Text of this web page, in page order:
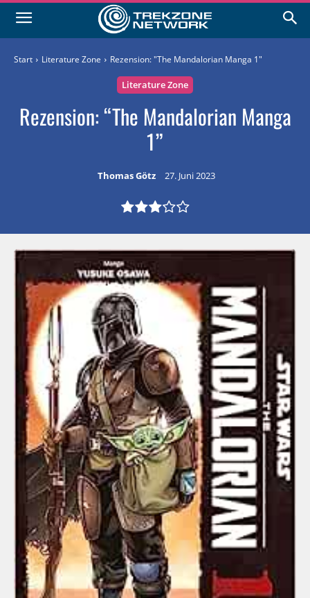
Start Literature Zone Rezension: "The Mandalorian Manga 1"
Literature Zone
Rezension: “The Mandalorian Manga
1”
Thomas Götz 27. Juni 2023